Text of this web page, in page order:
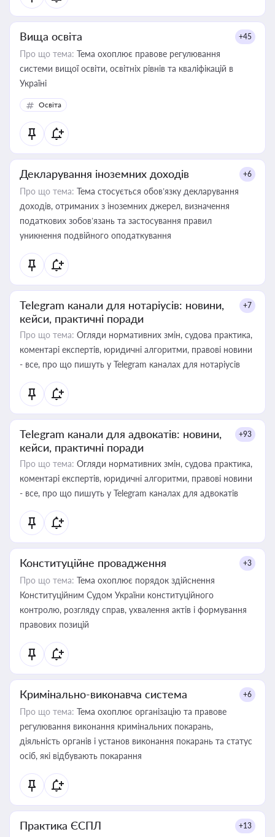
Вища освіта +45
Про що тема: Тема охоплює правове регулювання
системи вищої освіти, освітніх рівнів та кваліфікацій в
Україні
Освіта
Декларування іноземних доходів +6
Про що тема: Тема стосується обов’язку декларування
доходів, отриманих з іноземних джерел, визначення
податкових зобов’язань та застосування правил
уникнення подвійного оподаткування
Telegram канали для нотаріусів: новини,
кейси, практичні поради
+7
Про що тема: Огляди нормативних змін, судова практика,
коментарі експертів, юридичні алгоритми, правові новини
- все, про що пишуть у Telegram каналах для нотаріусів
Telegram канали для адвокатів: новини,
кейси, практичні поради
+93
Про що тема: Огляди нормативних змін, судова практика,
коментарі експертів, юридичні алгоритми, правові новини
- все, про що пишуть у Telegram каналах для адвокатів
Конституційне провадження +3
Про що тема: Тема охоплює порядок здійснення
Конституційним Судом України конституційного
контролю, розгляду справ, ухвалення актів і формування
правових позицій
Кримінально-виконавча система +6
Про що тема: Тема охоплює організацію та правове
регулювання виконання кримінальних покарань,
діяльність органів і установ виконання покарань та статус
осіб, які відбувають покарання
Практика ЄСПЛ +13